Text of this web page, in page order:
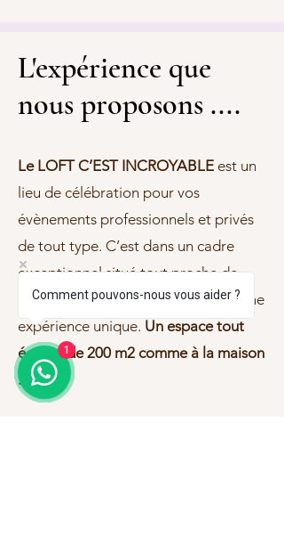
L'expérience que
nous proposons ....
Le LOFT C’EST INCROYABLE est un
lieu de célébration pour vos
évènements professionnels et privés
de tout type. C’est dans un cadre
exceptionnel situé tout proche de
Paris, que vous pourrez faire vivre une
expérience unique. Un espace tout
équipé de 200 m2 comme à la maison
.
Comment pouvons-nous vous aider ?
1